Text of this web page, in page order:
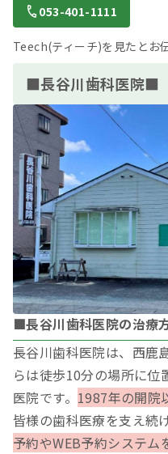
053-401-1111
Teech(ティーチ)を見たとお
■長谷川歯科医院■
■長谷川歯科医院の治療
長谷川歯科医院は、西鹿
らは徒歩10分の場所に位
医院です。 1987年の開院
皆様の歯科医療を支え続
予約やWEB予約システム